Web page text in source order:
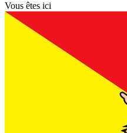
Vous êtes ici